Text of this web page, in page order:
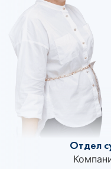
Отдел